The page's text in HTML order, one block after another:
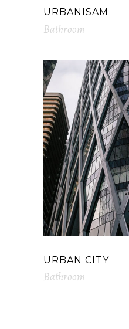
URBANISAM
Bathroom
URBAN CITY
Bathroom